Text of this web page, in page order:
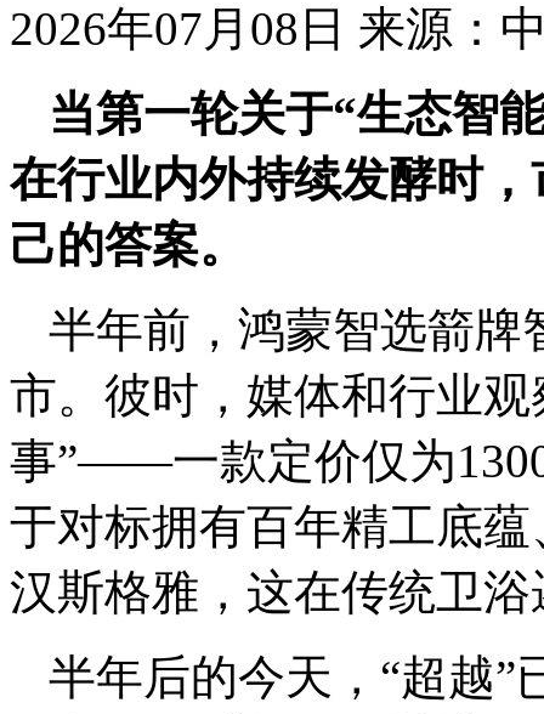
2026年07月08日 来源：
当第一轮关于“生态智
在行业内外持续发酵时
己的答案。
半年前，鸿蒙智选箭牌
市。彼时，媒体和行业
事”——一款定价仅为
于对标拥有百年精工底
汉斯格雅，这在传统卫
半年后的今天，“超越”